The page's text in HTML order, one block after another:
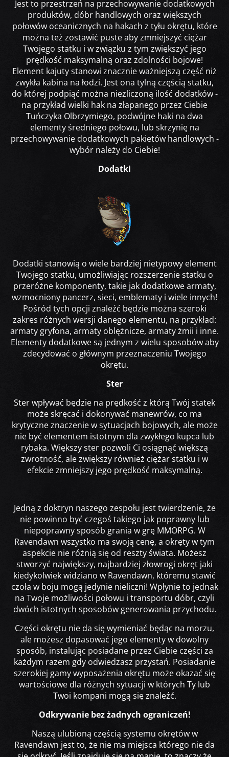
Jest to przestrzeń na przechowywanie dodatkowych
produktów, dóbr handlowych oraz większych
połowów oceanicznych na hakach z tyłu okrętu, które
można też zostawić puste aby zmniejszyć ciężar
Twojego statku i w związku z tym zwiększyć jego
prędkość maksymalną oraz zdolności bojowe!
Element kajuty stanowi znacznie ważniejszą część niż
zwykła kabina na łodzi. Jest ona tylną częścią statku,
do której podpiąć można niezliczoną ilość dodatków -
na przykład wielki hak na złapanego przez Ciebie
Tuńczyka Olbrzymiego, podwójne haki na dwa
elementy średniego połowu, lub skrzynię na
przechowywanie dodatkowych pakietów handlowych -
wybór należy do Ciebie!
Dodatki
Dodatki stanowią o wiele bardziej nietypowy element
Twojego statku, umożliwiając rozszerzenie statku o
przeróżne komponenty, takie jak dodatkowe armaty,
wzmocniony pancerz, sieci, emblematy i wiele innych!
Pośród tych opcji znaleźć będzie można szeroki
zakres różnych wersji danego elementu, na przykład:
armaty gryfona, armaty oblężnicze, armaty żmii i inne.
Elementy dodatkowe są jednym z wielu sposobów aby
zdecydować o głównym przeznaczeniu Twojego
okrętu.
Ster
Ster wpływać będzie na prędkość z którą Twój statek
może skręcać i dokonywać manewrów, co ma
krytyczne znaczenie w sytuacjach bojowych, ale może
nie być elementem istotnym dla zwykłego kupca lub
rybaka. Większy ster pozwoli Ci osiągnąć większą
zwrotność, ale zwiększy również ciężar statku i w
efekcie zmniejszy jego prędkość maksymalną.
Jedną z doktryn naszego zespołu jest twierdzenie, że
nie powinno być czegoś takiego jak poprawny lub
niepoprawny sposób grania w grę MMORPG. W
Ravendawn wszystko ma swoją cenę, a okręty w tym
aspekcie nie różnią się od reszty świata. Możesz
stworzyć największy, najbardziej złowrogi okręt jaki
kiedykolwiek widziano w Ravendawn, któremu stawić
czoła w boju mogą jedynie nieliczni! Wpłynie to jednak
na Twoje możliwości połowu i transportu dóbr, czyli
dwóch istotnych sposobów generowania przychodu.
Części okrętu nie da się wymieniać będąc na morzu,
ale możesz dopasować jego elementy w dowolny
sposób, instalując posiadane przez Ciebie części za
każdym razem gdy odwiedzasz przystań. Posiadanie
szerokiej gamy wyposażenia okrętu może okazać się
wartościowe dla różnych sytuacji w których Ty lub
Twoi kompani mogą się znaleźć.
Odkrywanie bez żadnych ograniczeń!
Naszą ulubioną częścią systemu okrętów w
Ravendawn jest to, że nie ma miejsca którego nie da